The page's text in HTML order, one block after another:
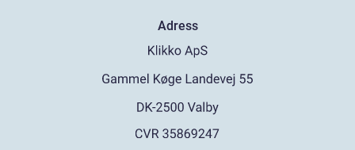
Adress